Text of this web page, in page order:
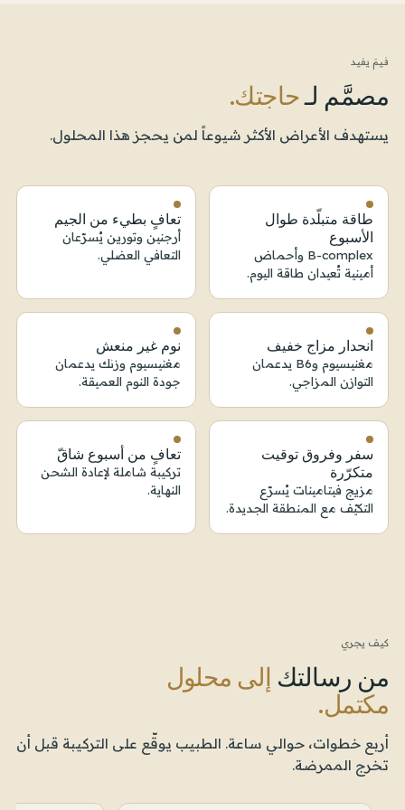
فيمَ يفيد
مصمَّم لـحاجتك.
يستهدف الأعراض الأكثر شيوعاً لمن يحجز هذا المحلول.
طاقة متبلّدة طوال
الأسبوع
B-complex وأحماض
أمينية تُعيدان طاقة اليوم.
تعافٍ بطيء من الجيم
أرجنين وتورين يُسرّعان
التعافي العضلي.
انحدار مزاج خفيف
مغنيسيوم وB6 يدعمان
التوازن المزاجي.
نوم غير منعش
مغنيسيوم وزنك يدعمان
جودة النوم العميقة.
سفر وفروق توقيت
متكرّرة
مزيج فيتامينات يُسرّع
التكيّف مع المنطقة الجديدة.
تعافٍ من أسبوع شاقّ
تركيبة شاملة لإعادة الشحن
النهاية.
كيف يجري
من رسالتك إلى محلول
مكتمل.
أربع خطوات، حوالي ساعة. الطبيب يوقّع على التركيبة قبل أن
تخرج الممرضة.